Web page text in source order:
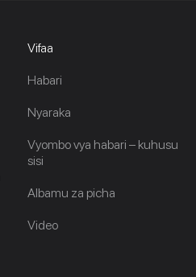
Vifaa
Habari
Nyaraka
Vyombo vya habari – kuhusu
sisi
Albamu za picha
Video